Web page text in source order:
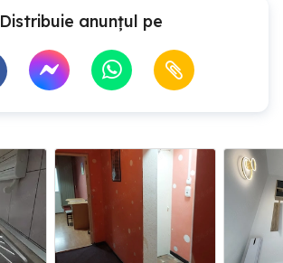
Distribuie anunțul pe